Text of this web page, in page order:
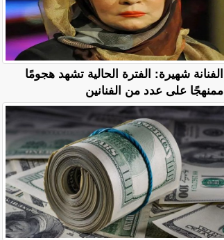
الفنانة شهيرة: الفترة الحالية تشهد هجومًا
ممنهجًا على عدد من الفنانين